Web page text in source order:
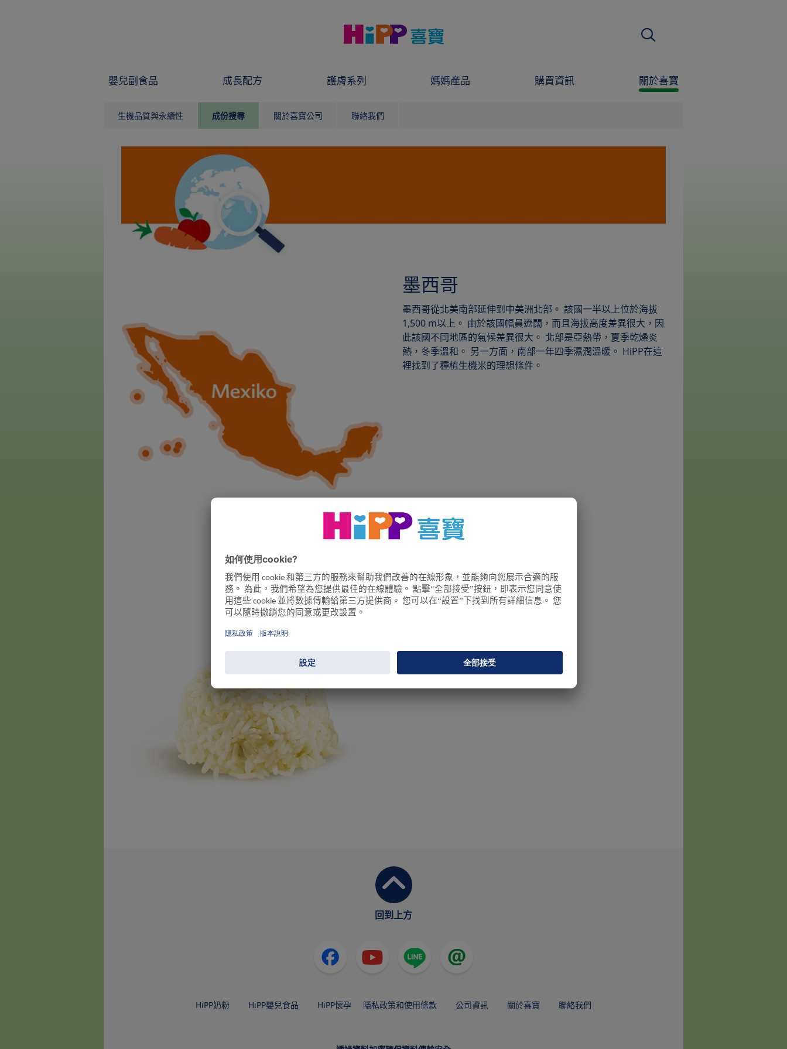
嬰兒副食品 成長配方 護膚系列 媽媽產品 購買資訊 關於喜寶
搜尋
生機品質與永續性 成份搜尋 關於喜寶公司 聯絡我們
墨西哥
墨西哥從北美南部延伸到中美洲北部。 該國一半以上位於海拔
1,500 m以上。 由於該國幅員遼闊，而且海拔高度差異很大，因
此該國不同地區的氣候差異很大。 北部是亞熱帶，夏季乾燥炎
熱，冬季溫和。 另一方面，南部一年四季濕潤溫暖。 HiPP在這
裡找到了種植生機米的理想條件。
回到上方
HiPP奶粉 HiPP嬰兒食品 HiPP懷孕 隱私政策和使用條款 公司資訊 關於喜寶 聯絡我們